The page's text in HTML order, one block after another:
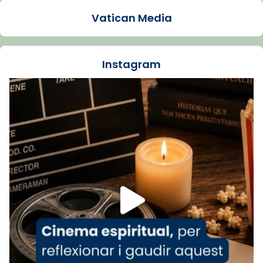
La Carmina va patir depressió. Fa gairebé
dos mesos, a l'Estadi Lluís Companys, la
Recupera l'entrevista comp
Vatican
tican News 👇
www.vaticannews.va/es/iglesia/news/2026-
07/carmina-historia-depresion-papa-viaje-
espana-testimoni...
Foto
View on Facebook · Share
Arquebisbat de Barcelona
2 weeks ago
«Avui les santes Juliana i Semproniana ens
Vatican Media
Instagram